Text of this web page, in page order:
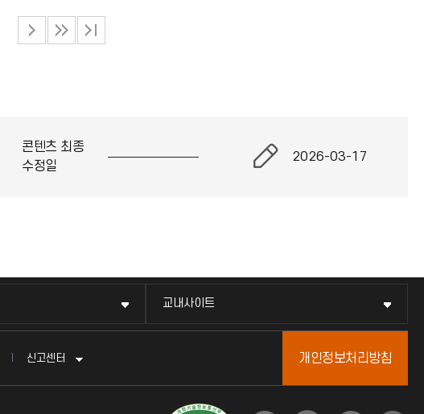
콘텐츠 최종
수정일
2026-03-17
교내사이트
신고센터 개인정보처리방침